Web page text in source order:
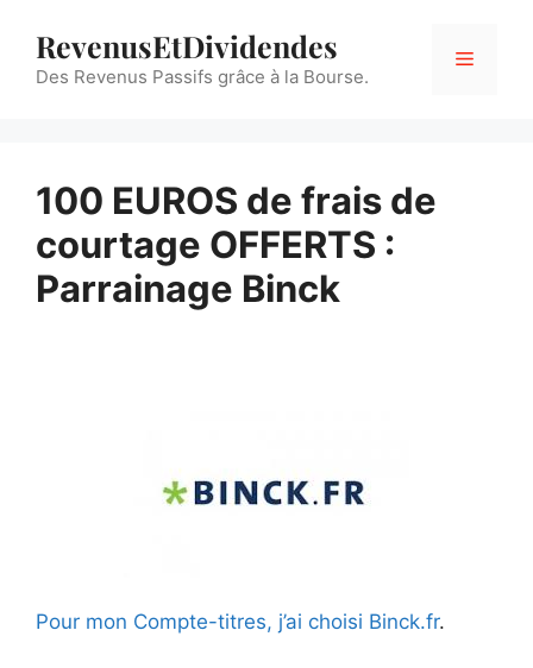
contenu
RevenusEtDividendes
Des Revenus Passifs grâce à la Bourse.
100 EUROS de frais de
courtage OFFERTS :
Parrainage Binck
Pour mon Compte-titres, j’ai choisi Binck.fr.